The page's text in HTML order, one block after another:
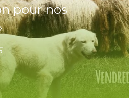
pour nos